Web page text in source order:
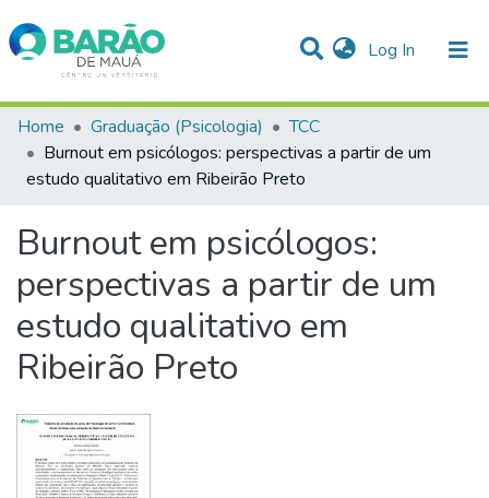
Log In (current)
Communities & Collections
Statistics
Home Graduação (Psicologia)
TCC
Burnout em psicólogos: perspectivas a partir de um
estudo qualitativo em Ribeirão Preto
Burnout em psicólogos:
perspectivas a partir de um
estudo qualitativo em
Ribeirão Preto